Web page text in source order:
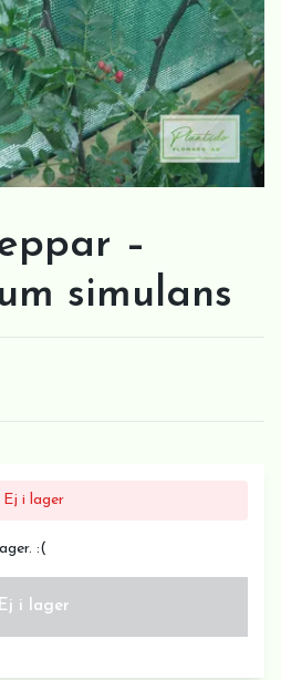
–
simulans
Ej i lager
:(
Ej i lager